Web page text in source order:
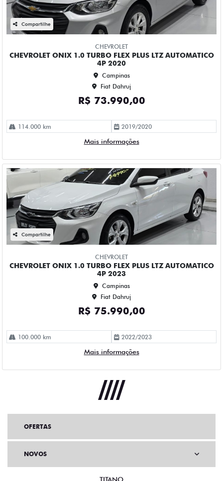
CHEVROLET
CHEVROLET ONIX 1.0 TURBO FLEX PLUS LTZ AUTOMATICO
4P 2023
Campinas
Fiat Dahruj
R$ 75.990,00
2022/2023
Mais informações
OFERTAS
NOVOS